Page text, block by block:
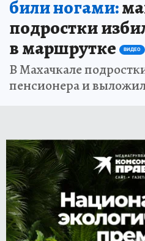
били ногами:
подростки
в маршрутке
ВИДЕО
В Махачкале
пенсионера и